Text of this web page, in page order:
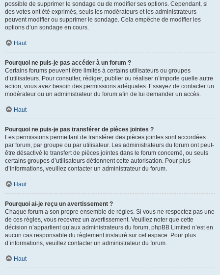
possible de supprimer le sondage ou de modifier ses options. Cependant, si
des votes ont été exprimés, seuls les modérateurs et les administrateurs
peuvent modifier ou supprimer le sondage. Cela empêche de modifier les
options d’un sondage en cours.
Haut
Pourquoi ne puis-je pas accéder à un forum ?
Certains forums peuvent être limités à certains utilisateurs ou groupes
d’utilisateurs. Pour consulter, rédiger, publier ou réaliser n’importe quelle autre
action, vous avez besoin des permissions adéquates. Essayez de contacter un
modérateur ou un administrateur du forum afin de lui demander un accès.
Haut
Pourquoi ne puis-je pas transférer de pièces jointes ?
Les permissions permettant de transférer des pièces jointes sont accordées
par forum, par groupe ou par utilisateur. Les administrateurs du forum ont peut-
être désactivé le transfert de pièces jointes dans le forum concerné, ou seuls
certains groupes d’utilisateurs détiennent cette autorisation. Pour plus
d’informations, veuillez contacter un administrateur du forum.
Haut
Pourquoi ai-je reçu un avertissement ?
Chaque forum a son propre ensemble de règles. Si vous ne respectez pas une
de ces règles, vous recevrez un avertissement. Veuillez noter que cette
décision n’appartient qu’aux administrateurs du forum, phpBB Limited n’est en
aucun cas responsable du règlement instauré sur cet espace. Pour plus
d’informations, veuillez contacter un administrateur du forum.
Haut